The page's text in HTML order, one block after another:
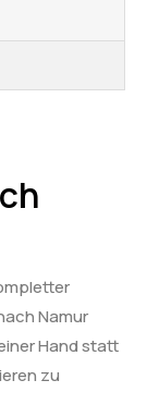
Namur
Hand statt
zu